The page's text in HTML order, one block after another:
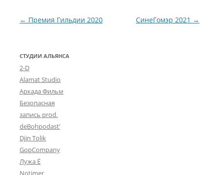
Навигация по записям
← Премия Гильдии 2020 СинеГомэр 2021 →
СТУДИИ АЛЬЯНСА
2-D
Alamat Studio
Аркада Фильм
Безопасная
запись prod.
deBohpodast’
Djin Tolik
GopCompany
Лужа Ё
Notimer